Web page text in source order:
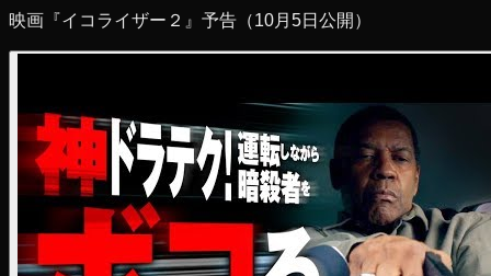
映画『イコライザー２』予告（10月5日公開）